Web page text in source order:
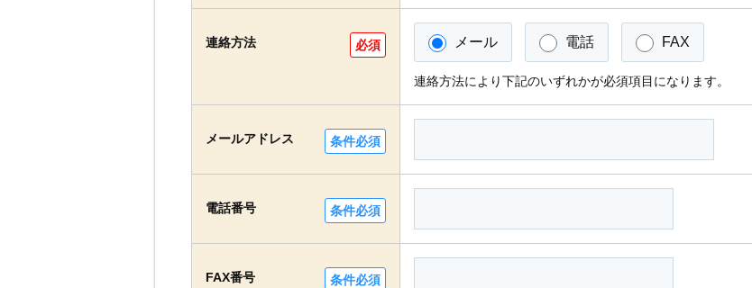
連絡方法 必須 メール 電話 FAX
連絡方法により下記のいずれかが必須項目になります。
メールアドレス 条件必須
電話番号 条件必須
FAX番号 条件必須